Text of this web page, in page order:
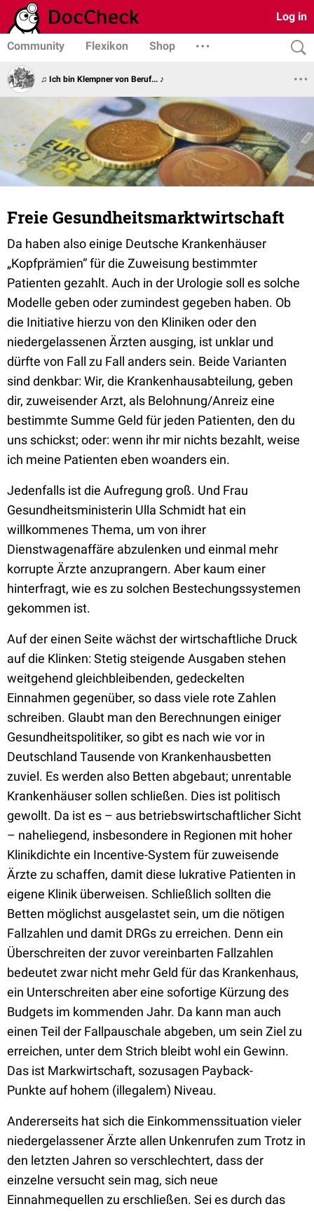
Log in
Community Flexikon Shop
♫ Ich bin Klempner von Beruf... ♪
Freie Gesundheitsmarktwirtschaft
Da haben also einige Deutsche Krankenhäuser
„Kopfprämien“ für die Zuweisung bestimmter
Patienten gezahlt. Auch in der Urologie soll es solche
Modelle geben oder zumindest gegeben haben. Ob
die Initiative hierzu von den Kliniken oder den
niedergelassenen Ärzten ausging, ist unklar und
dürfte von Fall zu Fall anders sein. Beide Varianten
sind denkbar: Wir, die Krankenhausabteilung, geben
dir, zuweisender Arzt, als Belohnung/Anreiz eine
bestimmte Summe Geld für jeden Patienten, den du
uns schickst; oder: wenn ihr mir nichts bezahlt, weise
ich meine Patienten eben woanders ein.
Jedenfalls ist die Aufregung groß. Und Frau
Gesundheitsministerin Ulla Schmidt hat ein
willkommenes Thema, um von ihrer
Dienstwagenaffäre abzulenken und einmal mehr
korrupte Ärzte anzuprangern. Aber kaum einer
hinterfragt, wie es zu solchen Bestechungssystemen
gekommen ist.
Auf der einen Seite wächst der wirtschaftliche Druck
auf die Klinken: Stetig steigende Ausgaben stehen
weitgehend gleichbleibenden, gedeckelten
Einnahmen gegenüber, so dass viele rote Zahlen
schreiben. Glaubt man den Berechnungen einiger
Gesundheitspolitiker, so gibt es nach wie vor in
Deutschland Tausende von Krankenhausbetten
zuviel. Es werden also Betten abgebaut; unrentable
Krankenhäuser sollen schließen. Dies ist politisch
gewollt. Da ist es – aus betriebswirtschaftlicher Sicht
– naheliegend, insbesondere in Regionen mit hoher
Klinikdichte ein Incentive-System für zuweisende
Ärzte zu schaffen, damit diese lukrative Patienten in
eigene Klinik überweisen. Schließlich sollten die
Betten möglichst ausgelastet sein, um die nötigen
Fallzahlen und damit DRGs zu erreichen. Denn ein
Überschreiten der zuvor vereinbarten Fallzahlen
bedeutet zwar nicht mehr Geld für das Krankenhaus,
ein Unterschreiten aber eine sofortige Kürzung des
Budgets im kommenden Jahr. Da kann man auch
einen Teil der Fallpauschale abgeben, um sein Ziel zu
erreichen, unter dem Strich bleibt wohl ein Gewinn.
Das ist Markwirtschaft, sozusagen Payback-
Punkte auf hohem (illegalem) Niveau.
Andererseits hat sich die Einkommenssituation vieler
niedergelassener Ärzte allen Unkenrufen zum Trotz in
den letzten Jahren so verschlechtert, dass der
einzelne versucht sein mag, sich neue
Einnahmequellen zu erschließen. Sei es durch das